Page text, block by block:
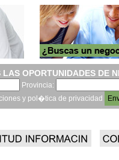
OPORTUNIDADES DE
Provincia:
y pol�tica de privacidad